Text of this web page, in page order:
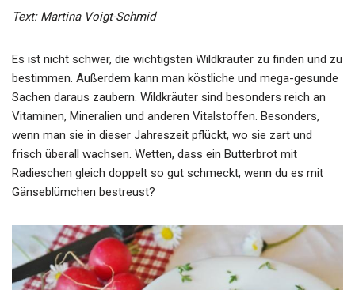
Text: Martina Voigt-Schmid
Es ist nicht schwer, die wichtigsten Wildkräuter zu finden und zu
bestimmen. Außerdem kann man köstliche und mega-gesunde
Sachen daraus zaubern. Wildkräuter sind besonders reich an
Vitaminen, Mineralien und anderen Vitalstoffen. Besonders,
wenn man sie in dieser Jahreszeit pflückt, wo sie zart und
frisch überall wachsen. Wetten, dass ein Butterbrot mit
Radieschen gleich doppelt so gut schmeckt, wenn du es mit
Gänseblümchen bestreust?